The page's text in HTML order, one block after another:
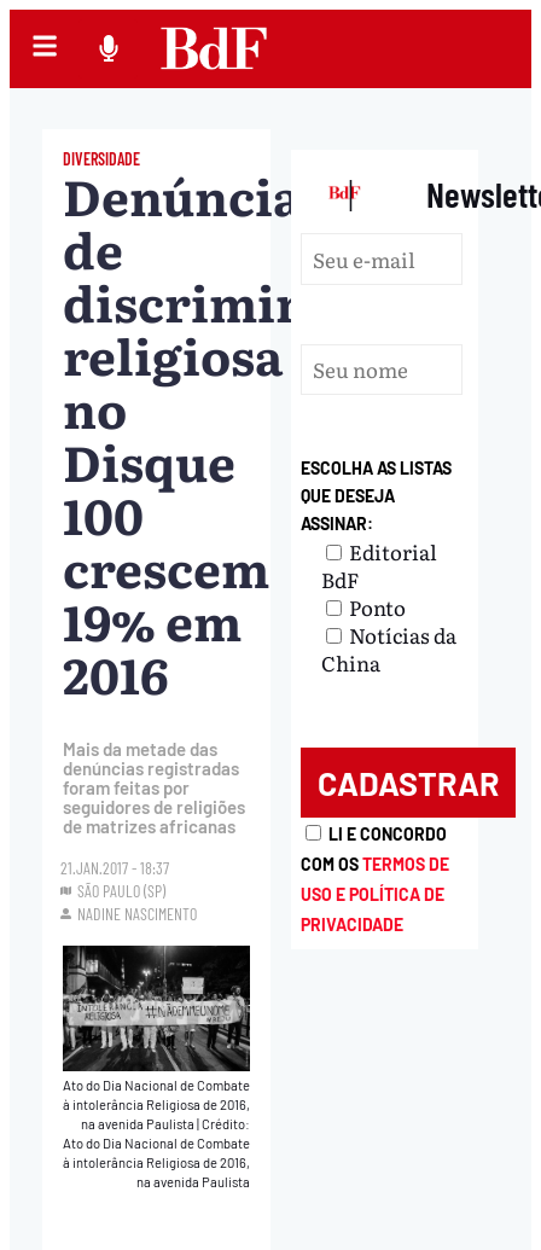
DIVERSIDADE
Denúncias
de
discriminação
religiosa
no
Disque
100
crescem
19% em
2016
Mais da metade das
denúncias registradas
foram feitas por
seguidores de religiões
de matrizes africanas
21.JAN.2017 - 18:37
SÃO PAULO (SP)
NADINE NASCIMENTO
Ato do Dia Nacional de Combate
à intolerância Religiosa de 2016,
na avenida Paulista|Crédito:
Ato do Dia Nacional de Combate
à intolerância Religiosa de 2016,
na avenida Paulista
|
ESCOLHA AS LISTAS
QUE DESEJA
ASSINAR:
Editorial
BdF
Ponto
Notícias da
China
LI E CONCORDO
COM OSTERMOS DE
USO E POLÍTICA DE
PRIVACIDADE